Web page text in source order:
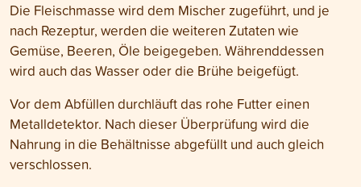
Die Fleischmasse wird dem Mischer zugeführt, und je
nach Rezeptur, werden die weiteren Zutaten wie
Gemüse, Beeren, Öle beigegeben. Währenddessen
wird auch das Wasser oder die Brühe beigefügt.
Vor dem Abfüllen durchläuft das rohe Futter einen
Metalldetektor. Nach dieser Überprüfung wird die
Nahrung in die Behältnisse abgefüllt und auch gleich
verschlossen.